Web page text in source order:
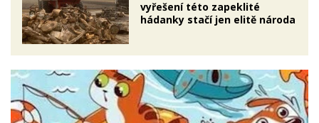
vyřešení této zapeklité
hádanky stačí jen elitě národa